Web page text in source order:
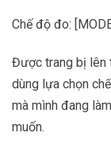
Chế độ đo:
Được trang bị lên
dùng lựa chọn
mà mình đang
muốn.